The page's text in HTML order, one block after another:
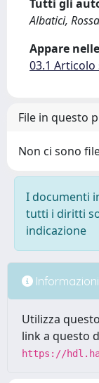
Tutti gli
Albatici,
Appare
03.1
File in questo
Non ci sono
I documenti
tutti i diritti
indicazione
Informazioni
Utilizza
link a questo
https://